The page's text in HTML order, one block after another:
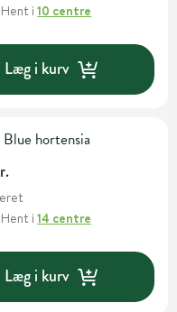
i10 centre
Læg i kurv
hortensia
i14 centre
Læg i kurv